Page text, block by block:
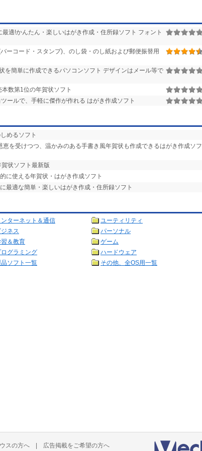
最適!かんたん・楽しいはがき作成・住所録ソフト フォント
ーコード・スタンプ)、のし袋・のし紙および郵便振替用
を簡単に作成できるパソコンソフト デザインはメール等で
数第1位の年賀状ソフト
ールで、手軽に傑作が作れる はがき作成ソフト
めるソフト
を受けつつ、温かみのある手書き風年賀状も作成できるはがき作成ソフ
状ソフト最新版
に使える年賀状・はがき作成ソフト
最適な簡単・楽しいはがき作成・住所録ソフト
ンターネット＆通信
ユーティリティ
ジネス
パーソナル
＆教育
ゲーム
ログラミング
ハードウェア
ソフト一覧 その他、全OS用一覧
スの方へ | 広告掲載をご希望の方へ